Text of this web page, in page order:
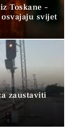
Toskane –
svijet
zaustaviti